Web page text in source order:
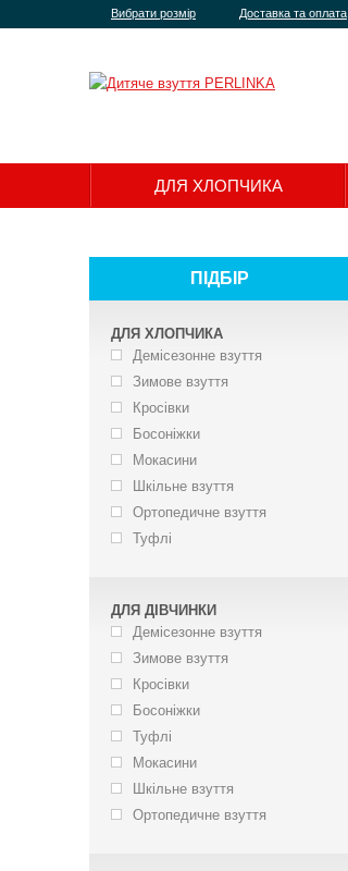
Вибрати розмір Доставка та оплата
ДЛЯ ХЛОПЧИКА
ПІДБІР
ДЛЯ ХЛОПЧИКА
Демісезонне взуття
Зимове взуття
Кросівки
Босоніжки
Мокасини
Шкільне взуття
Ортопедичне взуття
Туфлі
ДЛЯ ДІВЧИНКИ
Демісезонне взуття
Зимове взуття
Кросівки
Босоніжки
Туфлі
Мокасини
Шкільне взуття
Ортопедичне взуття